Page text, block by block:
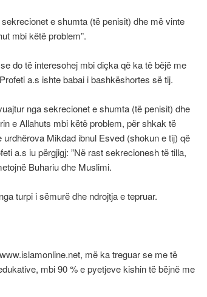
e shumta (të penisit) dhe më vinte
mbi këtë problem”.
do të interesohej mbi diçka që ka të bëjë me
a.s ishte babai i bashkëshortes së tij.
nga sekrecionet e shumta (të penisit) dhe
e Allahuts mbi këtë problem, për shkak të
Mikdad ibnul Esved (shokun e tij) që
a.s iu përgjigj: ”Në rast sekrecionesh të tilla,
Buhariu dhe Muslimi.
turpi i sëmurë dhe ndrojtja e tepruar.
më ka treguar se me të
mbi 90 % e pyetjeve kishin të bëjnë me